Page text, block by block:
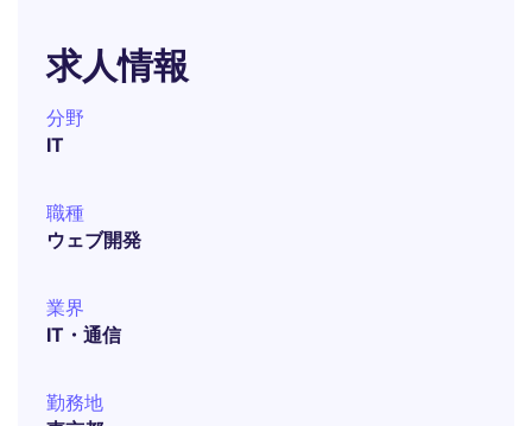
求人情報
分野
IT
職種
ウェブ開発
業界
IT・通信
勤務地